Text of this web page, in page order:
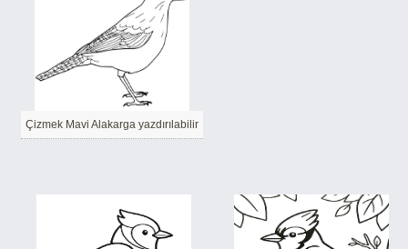
Çizmek Mavi Alakarga yazdırılabilir